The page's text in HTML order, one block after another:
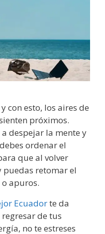
con esto, los aires de
próximos.
despejar la mente y
ordenar el
que al volver
puedas retomar el
apuros.
Ecuadorte da
de tus
no te estreses